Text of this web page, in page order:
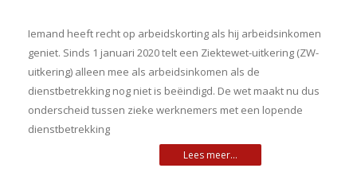
Iemand heeft recht op arbeidskorting als hij arbeidsinkomen
geniet. Sinds 1 januari 2020 telt een Ziektewet-uitkering (ZW-
uitkering) alleen mee als arbeidsinkomen als de
dienstbetrekking nog niet is beëindigd. De wet maakt nu dus
onderscheid tussen zieke werknemers met een lopende
dienstbetrekking